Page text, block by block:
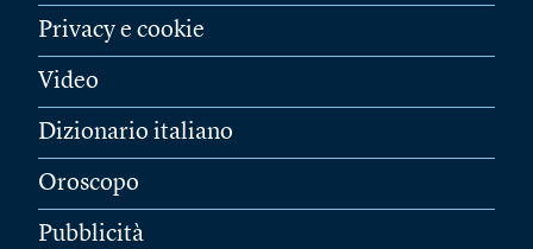
Privacy e cookie
Video
Dizionario italiano
Oroscopo
Pubblicità